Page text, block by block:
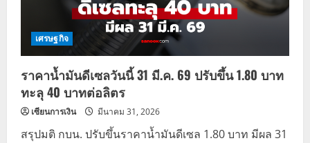
เศรษฐกิจ
ราคาน้ำมันดีเซลวันนี้ 31 มี.ค. 69 ปรับขึ้น 1.80 บาท
ทะลุ 40 บาทต่อลิตร
เซียนการเงิน มีนาคม 31, 2026
สรุปมติ กบน. ปรับขึ้นราคาน้ำมันดีเซล 1.80 บาท มีผล 31